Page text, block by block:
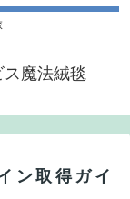
ス魔法絨毯
ン取得ガイ